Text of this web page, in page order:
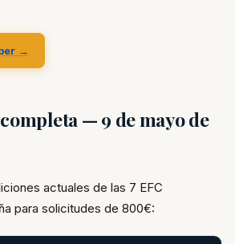
→
— 9 de mayo de
actuales de las 7 EFC
para solicitudes de 800€: